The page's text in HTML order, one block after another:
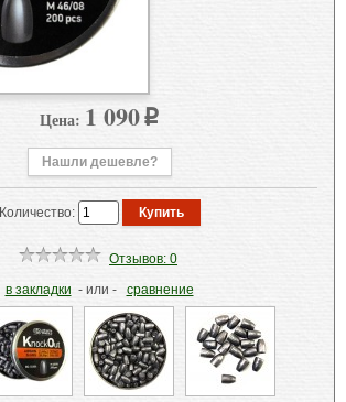
Цена: 1 090 p
Нашли дешевле?
Количество:
Отзывов: 0
в закладки - или - сравнение